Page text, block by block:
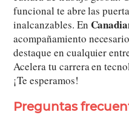
funcional te abre las
inalcanzables. En
acompañamiento
destaque en cualquier
Acelera tu carrera en
¡Te esperamos!
Preguntas